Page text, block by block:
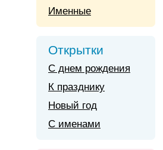
Именные
Открытки
С днем рождения
К празднику
Новый год
С именами